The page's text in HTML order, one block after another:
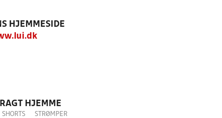
HJEMMESIDE
HJEMME
SHORTS STRØMPER